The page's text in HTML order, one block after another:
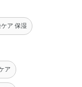
ケア 保湿
ア